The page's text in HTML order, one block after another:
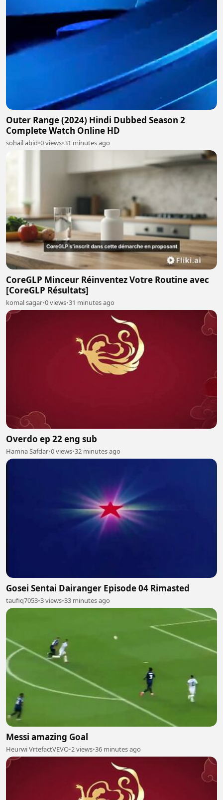
Outer Range (2024) Hindi Dubbed Season 2
Complete Watch Online HD
sohail abid•0 views•31 minutes ago
CoreGLP Minceur Réinventez Votre Routine avec
[CoreGLP Résultats]
komal sagar•0 views•31 minutes ago
Overdo ep 22 eng sub
Hamna Safdar•0 views•32 minutes ago
Gosei Sentai Dairanger Episode 04 Rimasted
taufiq7053•3 views•33 minutes ago
Messi amazing Goal
Heurwi VrtefactVEVO•2 views•36 minutes ago